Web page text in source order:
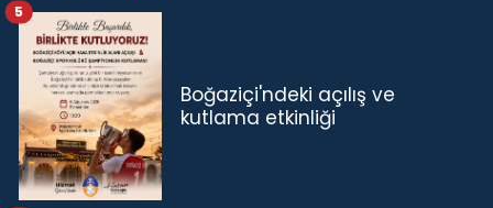
Boğaziçi'ndeki açılış ve
kutlama etkinliği
5